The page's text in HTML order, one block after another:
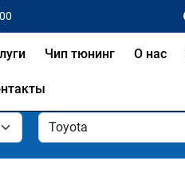
Чип тюнинг О нас